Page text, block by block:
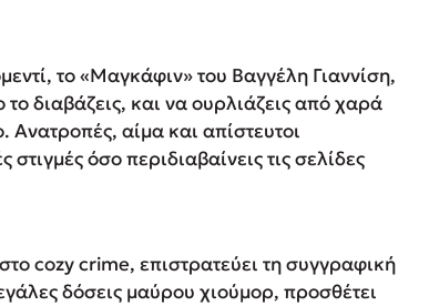
το «Μαγκάφιν» του Βαγγέλη Γιαννίση,
διαβάζεις, και να ουρλιάζεις από χαρά
Ανατροπές, αίμα και απίστευτοι
όσο περιδιαβαίνεις τις σελίδες
cozy crime, επιστρατεύει τη συγγραφική
δόσεις μαύρου χιούμορ, προσθέτει